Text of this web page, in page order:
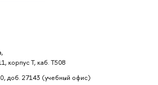
,
корпус Т, каб. Т508
доб. 27143 (учебный офис)